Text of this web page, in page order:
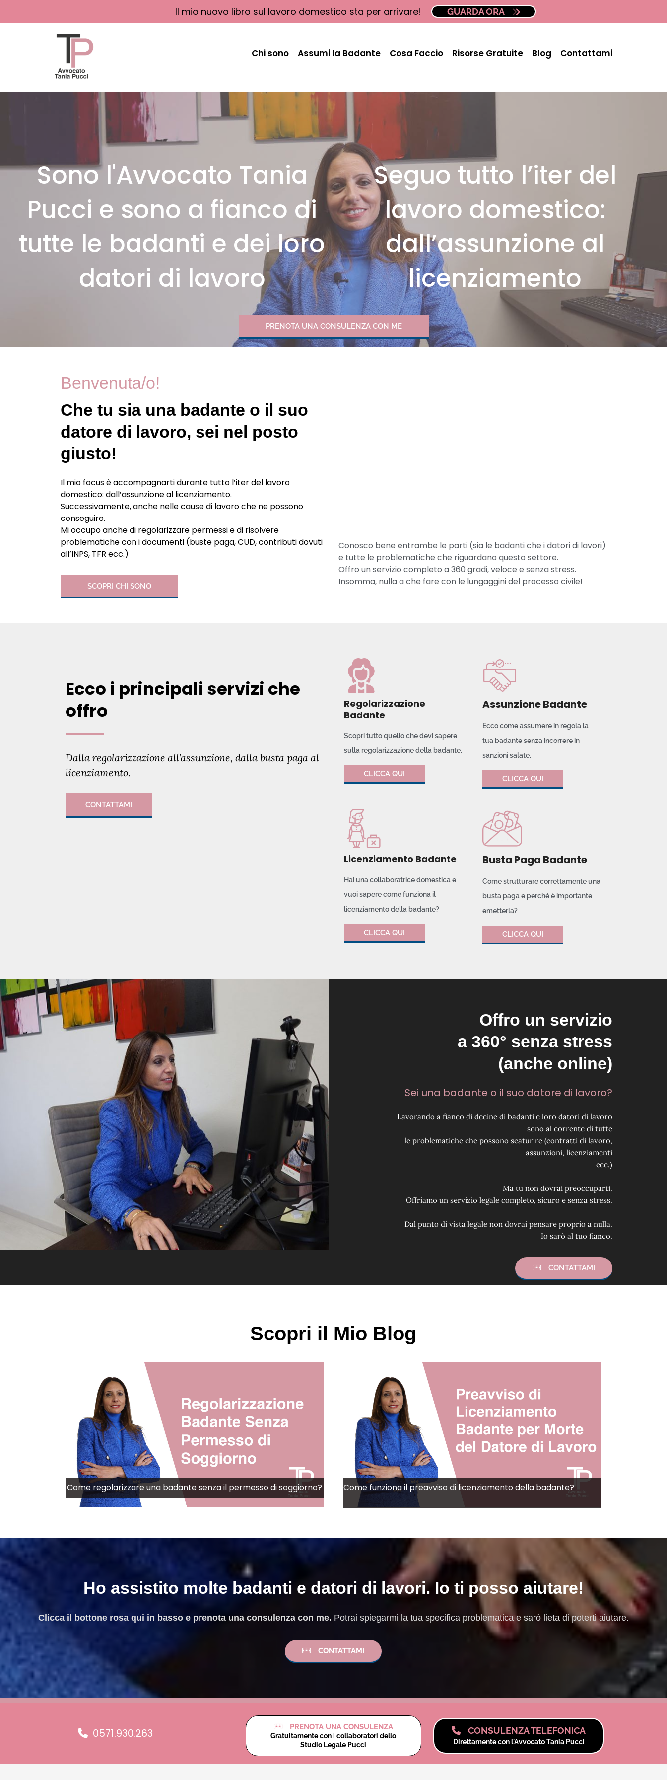
Il mio nuovo libro sul lavoro domestico sta per arrivare! GUARDA ORA
Chi sono Assumi la Badante Cosa Faccio Risorse Gratuite Blog Contattami
Sono l'Avvocato Tania
Pucci e sono a fianco di
tutte le badanti e dei loro
datori di lavoro
Seguo tutto l’iter del
lavoro domestico:
dall’assunzione al
licenziamento
PRENOTA UNA CONSULENZA CON ME
Benvenuta/o!
Che tu sia una badante o il suo
datore di lavoro, sei nel posto
giusto!
Il mio focus è accompagnarti durante tutto l’iter del lavoro
domestico: dall’assunzione al licenziamento.
Successivamente, anche nelle cause di lavoro che ne possono
conseguire.
Mi occupo anche di regolarizzare permessi e di risolvere
problematiche con i documenti (buste paga, CUD, contributi dovuti
all’INPS, TFR ecc.)
SCOPRI CHI SONO
Conosco bene entrambe le parti (sia le badanti che i datori di lavori)
e tutte le problematiche che riguardano questo settore.
Offro un servizio completo a 360 gradi, veloce e senza stress.
Insomma, nulla a che fare con le lungaggini del processo civile!
Ecco i principali servizi che
offro
Dalla regolarizzazione all’assunzione, dalla busta paga al
licenziamento.
CONTATTAMI
Regolarizzazione
Badante
Scopri tutto quello che devi sapere
sulla regolarizzazione della badante.
CLICCA QUI
Assunzione Badante
Ecco come assumere in regola la
tua badante senza incorrere in
sanzioni salate.
CLICCA QUI
Licenziamento Badante
Hai una collaboratrice domestica e
vuoi sapere come funziona il
licenziamento della badante?
CLICCA QUI
Busta Paga Badante
Come strutturare correttamente una
busta paga e perché è importante
emetterla?
CLICCA QUI
Offro un servizio
a 360° senza stress
(anche online)
Sei una badante o il suo datore di lavoro?
Lavorando a fianco di decine di badanti e loro datori di lavoro
sono al corrente di tutte
le problematiche che possono scaturire (contratti di lavoro,
assunzioni, licenziamenti
ecc.)
Ma tu non dovrai preoccuparti.
Offriamo un servizio legale completo, sicuro e senza stress.
Dal punto di vista legale non dovrai pensare proprio a nulla.
Io sarò al tuo fianco.
CONTATTAMI
Scopri il Mio Blog
Come regolarizzare una badante senza il permesso di soggiorno? Come funziona il preavviso di licenziamento della badante?
Ho assistito molte badanti e datori di lavori. Io ti posso aiutare!
Clicca il bottone rosa qui in basso e prenota una consulenza con me. Potrai spiegarmi la tua specifica problematica e sarò lieta di poterti aiutare.
CONTATTAMI
0571.930.263 PRENOTA UNA CONSULENZA
Gratuitamente con i collaboratori dello
Studio Legale Pucci
CONSULENZA TELEFONICA
Direttamente con l'Avvocato Tania Pucci